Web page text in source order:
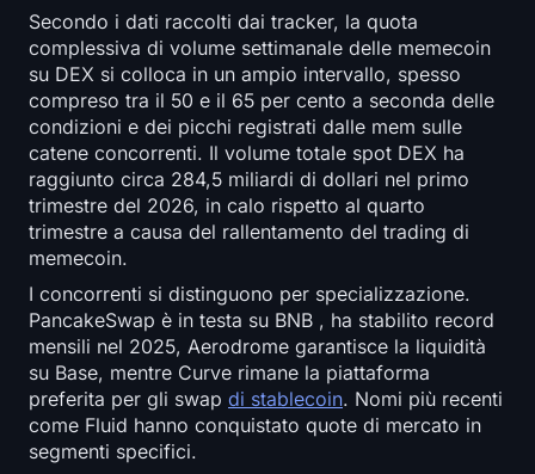
Secondo i dati raccolti dai tracker, la quota
complessiva di volume settimanale delle memecoin
su DEX si colloca in un ampio intervallo, spesso
compreso tra il 50 e il 65 per cento a seconda delle
condizioni e dei picchi registrati dalle mem sulle
catene concorrenti. Il volume totale spot DEX ha
raggiunto circa 284,5 miliardi di dollari nel primo
trimestre del 2026, in calo rispetto al quarto
trimestre a causa del rallentamento del trading di
memecoin.
I concorrenti si distinguono per specializzazione.
PancakeSwap è in testa su BNB , ha stabilito record
mensili nel 2025, Aerodrome garantisce la liquidità
su Base, mentre Curve rimane la piattaforma
preferita per gli swap di stablecoin. Nomi più recenti
come Fluid hanno conquistato quote di mercato in
segmenti specifici.